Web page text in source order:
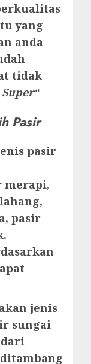
yang
anda
tidak
“
Pasir
pasir
merapi,
pasir
jenis
sungai